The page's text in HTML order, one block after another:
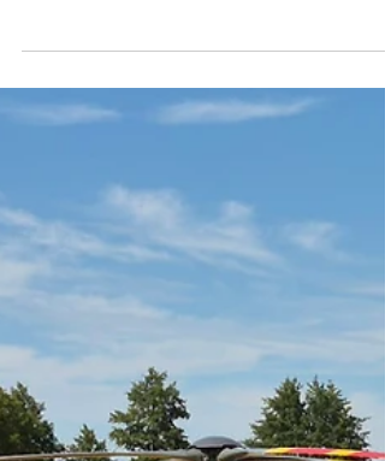
4 dni temu
Wypadek autolawety i
krajowej
Do groźnego zdarzenia doszło wczoraj (2
sierpnia) po godz. 19:30 na drodze
nr 92 w miejscowości Węglew Kolonia. Na
autolawety i samochodu osobowego.
Pojazdami podróżowało łącznie pięć osób.
Poszkodowana została kobieta, którą
pogotowie ratunkowe zabrało do szpitala.